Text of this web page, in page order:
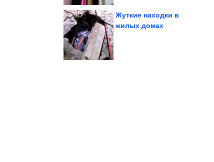
Жуткие находки в
жилых домах
Бесподобно вкусная